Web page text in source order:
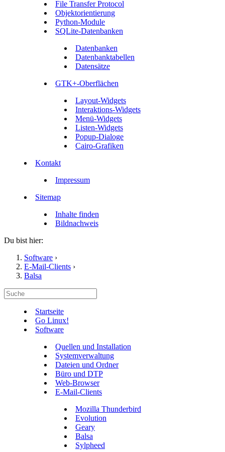
File Transfer Protocol
Objektorientierung
Python-Module
SQLite-Datenbanken
Datenbanken
Datenbanktabellen
Datensätze
GTK+-Oberflächen
Layout-Widgets
Interaktions-Widgets
Menü-Widgets
Listen-Widgets
Popup-Dialoge
Cairo-Grafiken
Kontakt
Impressum
Sitemap
Inhalte finden
Bildnachweis
Du bist hier:
Software ›
E-Mail-Clients ›
Balsa
Startseite
Go Linux!
Software
Quellen und Installation
Systemverwaltung
Dateien und Ordner
Büro und DTP
Web-Browser
E-Mail-Clients
Mozilla Thunderbird
Evolution
Geary
Balsa
Sylpheed